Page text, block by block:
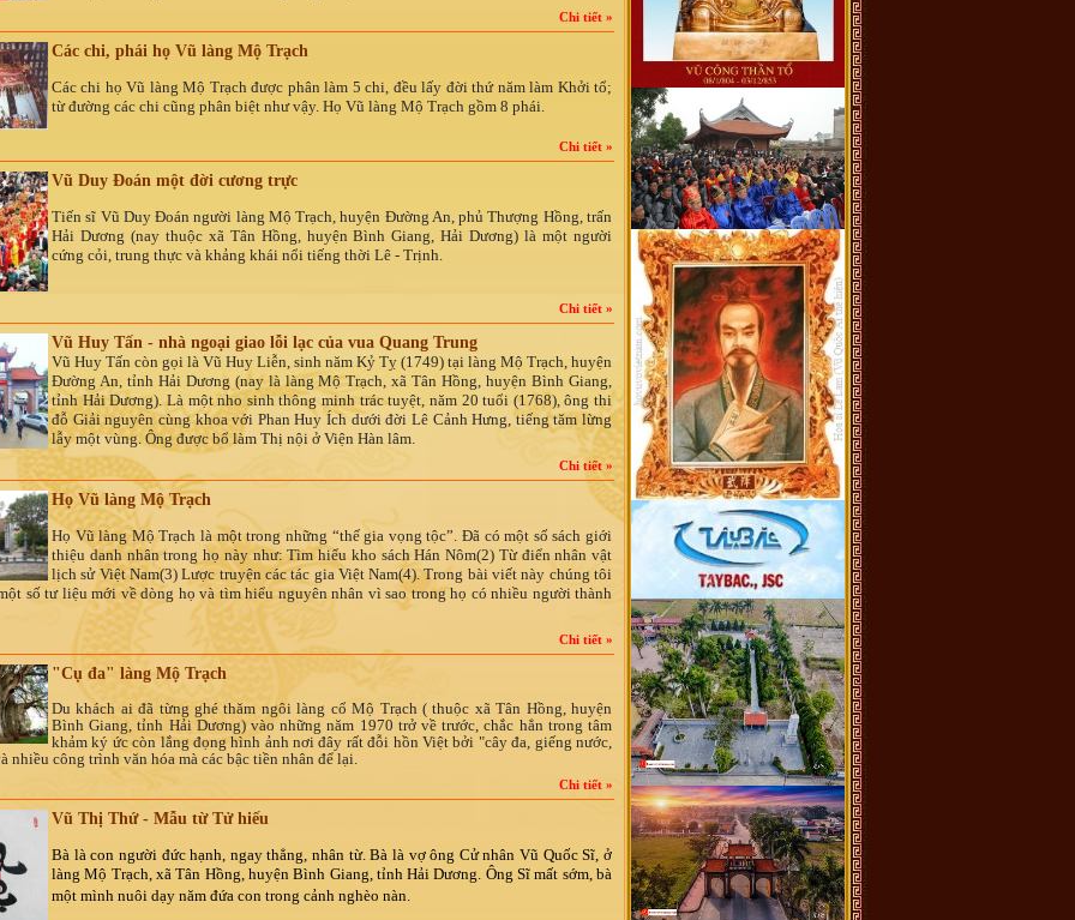
Chi tiết »
Các chi, phái họ Vũ làng Mộ Trạch
Các chi họ Vũ làng Mộ Trạch được phân làm 5 chi, đều lấy đời thứ năm làm Khởi tổ;
từ đường các chi cũng phân biệt như vậy. Họ Vũ làng Mộ Trạch gồm 8 phái.
Chi tiết »
Vũ Duy Đoán một đời cương trực
Tiến sĩ Vũ Duy Đoán người làng Mộ Trạch, huyện Đường An, phủ Thượng Hồng, trấn
Hải Dương (nay thuộc xã Tân Hồng, huyện Bình Giang, Hải Dương) là một người
cứng cỏi, trung thực và khảng khái nổi tiếng thời Lê - Trịnh.
Chi tiết »
Vũ Huy Tấn - nhà ngoại giao lỗi lạc của vua Quang Trung
Vũ Huy Tấn còn gọi là Vũ Huy Liễn, sinh năm Kỷ Tỵ (1749) tại làng Mộ Trạch, huyện
Đường An, tỉnh Hải Dương (nay là làng Mộ Trạch, xã Tân Hồng, huyện Bình Giang,
tỉnh Hải Dương). Là một nho sinh thông minh trác tuyệt, năm 20 tuổi (1768), ông thi
đỗ Giải nguyên cùng khoa với Phan Huy Ích dưới đời Lê Cảnh Hưng, tiếng tăm lừng
lẫy một vùng. Ông được bổ làm Thị nội ở Viện Hàn lâm.
Chi tiết »
Họ Vũ làng Mộ Trạch
Họ Vũ làng Mộ Trạch là một trong những “thế gia vọng tộc”. Đã có một số sách giới
thiệu danh nhân trong họ này như: Tìm hiểu kho sách Hán Nôm(2) Từ điển nhân vật
lịch sử Việt Nam(3) Lược truyện các tác gia Việt Nam(4). Trong bài viết này chúng tôi
số tư liệu mới về dòng họ và tìm hiểu nguyên nhân vì sao trong họ có nhiều người thành
Chi tiết »
"Cụ đa" làng Mộ Trạch
Du khách ai đã từng ghé thăm ngôi làng cổ Mộ Trạch ( thuộc xã Tân Hồng, huyện
Bình Giang, tỉnh Hải Dương) vào những năm 1970 trở về trước, chắc hẳn trong tâm
khảm ký ức còn lắng đọng hình ảnh nơi đây rất đỗi hồn Việt bởi "cây đa, giếng nước,
nhiều công trình văn hóa mà các bậc tiền nhân để lại.
Chi tiết »
Vũ Thị Thứ - Mẫu từ Tử hiếu
Bà là con người đức hạnh, ngay thẳng, nhân từ. Bà là vợ ông Cử nhân Vũ Quốc Sĩ, ở
làng Mộ Trạch, xã Tân Hồng, huyện Bình Giang, tỉnh Hải Dương. Ông Sĩ mất sớm, bà
một mình nuôi dạy năm đứa con trong cảnh nghèo nàn.